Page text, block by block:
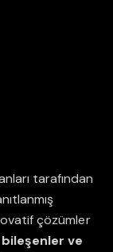
tarafından
çözümler
ve